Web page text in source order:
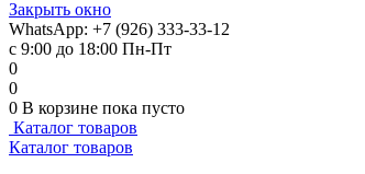
Закрыть окно
WhatsApp: +7 (926) 333-33-12
с 9:00 до 18:00 Пн-Пт
0
0
0 В корзине пока пусто
Каталог товаров
Каталог товаров